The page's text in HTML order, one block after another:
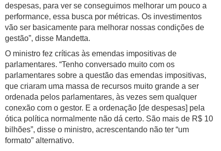
despesas, para ver se conseguimos melhorar um pouco a
performance, essa busca por métricas. Os investimentos
vão ser basicamente para melhorar nossas condições de
gestão”, disse Mandetta.
O ministro fez críticas às emendas impositivas de
parlamentares. “Tenho conversado muito com os
parlamentares sobre a questão das emendas impositivas,
que criaram uma massa de recursos muito grande a ser
ordenada pelos parlamentares, às vezes sem qualquer
conexão com o gestor. E a ordenação [de despesas] pela
ótica política normalmente não dá certo. São mais de R$ 10
bilhões”, disse o ministro, acrescentando não ter “um
formato” alternativo.